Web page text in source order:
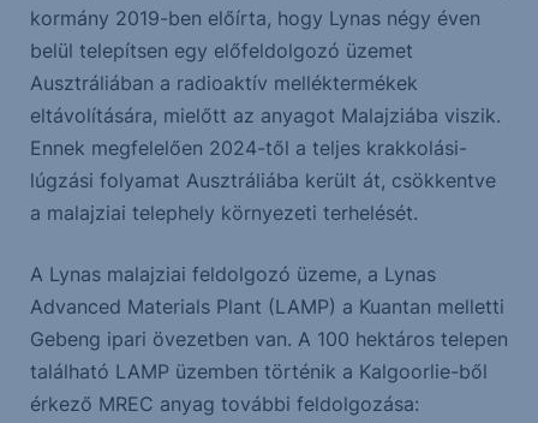
kormány 2019-ben előírta, hogy Lynas négy éven
belül telepítsen egy előfeldolgozó üzemet
Ausztráliában a radioaktív melléktermékek
eltávolítására, mielőtt az anyagot Malajziába viszik.
Ennek megfelelően 2024-től a teljes krakkolási-
lúgzási folyamat Ausztráliába került át, csökkentve
a malajziai telephely környezeti terhelését.
A Lynas malajziai feldolgozó üzeme, a Lynas
Advanced Materials Plant (LAMP) a Kuantan melletti
Gebeng ipari övezetben van. A 100 hektáros telepen
található LAMP üzemben történik a Kalgoorlie-ből
érkező MREC anyag további feldolgozása: